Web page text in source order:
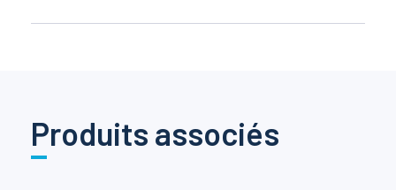
Produits associés